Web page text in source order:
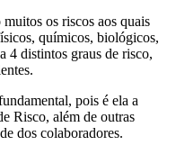
os riscos aos quais
químicos, biológicos,
4 distintos graus de risco,
pois é ela a
Risco, além de outras
dos colaboradores.